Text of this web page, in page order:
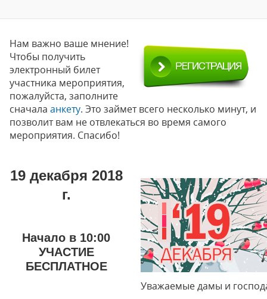
Нам важно ваше мнение!
Чтобы получить
электронный билет
участника мероприятия,
пожалуйста, заполните
сначала анкету. Это займет всего несколько минут, и
позволит вам не отвлекаться во время самого
мероприятия. Спасибо!
19 декабря 2018
г.
Начало в 10:00
УЧАСТИЕ
БЕСПЛАТНОЕ
Уважаемые дамы и